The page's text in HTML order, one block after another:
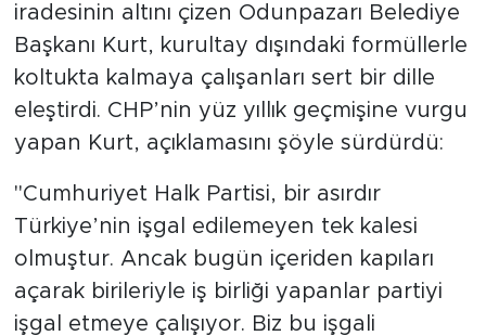
iradesinin altını çizen Odunpazarı Belediye
Başkanı Kurt, kurultay dışındaki formüllerle
koltukta kalmaya çalışanları sert bir dille
eleştirdi. CHP’nin yüz yıllık geçmişine vurgu
yapan Kurt, açıklamasını şöyle sürdürdü:
"Cumhuriyet Halk Partisi, bir asırdır
Türkiye’nin işgal edilemeyen tek kalesi
olmuştur. Ancak bugün içeriden kapıları
açarak birileriyle iş birliği yapanlar partiyi
işgal etmeye çalışıyor. Biz bu işgali